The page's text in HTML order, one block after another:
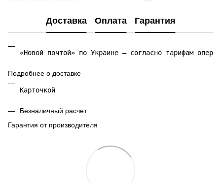
Доставка Оплата Гарантия
«Новой почтой» по Украине — согласно тарифам
Подробнее о доставке
Карточкой
Безналичный расчет
Гарантия от производителя